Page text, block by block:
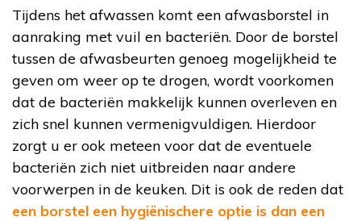
Tijdens het afwassen komt een afwasborstel in
aanraking met vuil en bacteriën. Door de borstel
tussen de afwasbeurten genoeg mogelijkheid te
geven om weer op te drogen, wordt voorkomen
dat de bacteriën makkelijk kunnen overleven en
zich snel kunnen vermenigvuldigen. Hierdoor
zorgt u er ook meteen voor dat de eventuele
bacteriën zich niet uitbreiden naar andere
voorwerpen in de keuken. Dit is ook de reden dat
een borstel een hygiënischere optie is dan een